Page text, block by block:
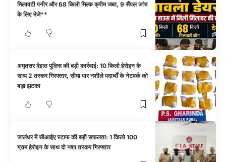
मिलावटी पनीर और 68 किलो मिल्क क्रीम जब्त, 9 सैंपल जांच
के लिए भेजे**
अमृतसर देहात पुलिस की बड़ी कार्रवाई: 10 किलो हेरोइन के
साथ 2 तस्कर गिरफ्तार, सीमा पार नशीले पदार्थों के नेटवर्क को
बड़ा झटका
जालंधर में सीआईए स्टाफ की बड़ी सफलता: 1 किलो 100
ग्राम हेरोइन के साथ दो नशा तस्कर गिरफ्तार